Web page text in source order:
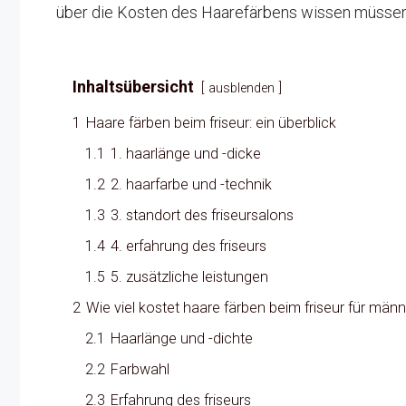
über die Kosten des Haarefärbens wissen
Inhaltsübersicht ausblenden
1
Haare färben beim friseur: ein überblick
1.1 1. haarlänge und -dicke
1.2 2. haarfarbe und -technik
1.3 3. standort des friseursalons
1.4 4. erfahrung des friseurs
1.5 5. zusätzliche leistungen
2 Wie viel kostet haare färben beim friseur für
2.1
Haarlänge und -dichte
2.2 Farbwahl
2.3 Erfahrung des friseurs